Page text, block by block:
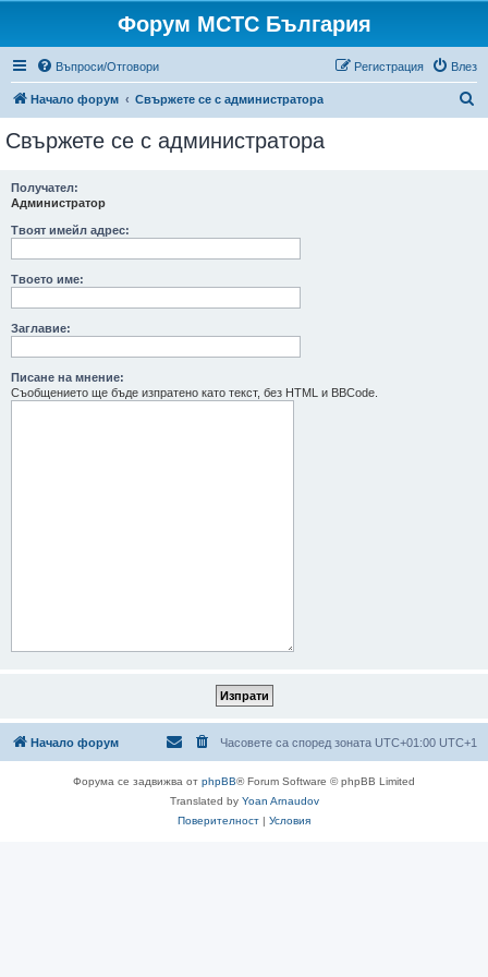
Форум МСТС България
Въпроси/Отговори Влез
Регистрация
Начало форум Свържете се с администратора
Свържете се с администратора
Получател:
Администратор
Твоят имейл адрес:
Твоето име:
Заглавие:
Писане на мнение:
Съобщението ще бъде изпратено като текст, без HTML и BBCode.
Начало форум Часовете са според зоната UTC+01:00 UTC+1
Форума се задвижва от phpBB® Forum Software © phpBB Limited
Translated by Yoan Arnaudov
Поверителност | Условия